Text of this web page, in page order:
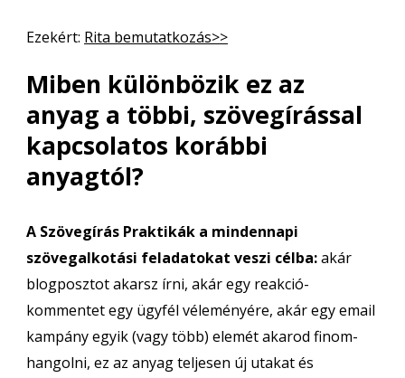
Ezekért: Rita bemutatkozás>>
Miben különbözik ez az
anyag a többi, szövegírással
kapcsolatos korábbi
anyagtól?
A Szövegírás Praktikák a mindennapi
szövegalkotási feladatokat veszi célba:akár
blogposztot akarsz írni, akár egy reakció-
kommentet egy ügyfél véleményére, akár egy email
kampány egyik (vagy több) elemét akarod finom-
hangolni, ez az anyag teljesen új utakat és